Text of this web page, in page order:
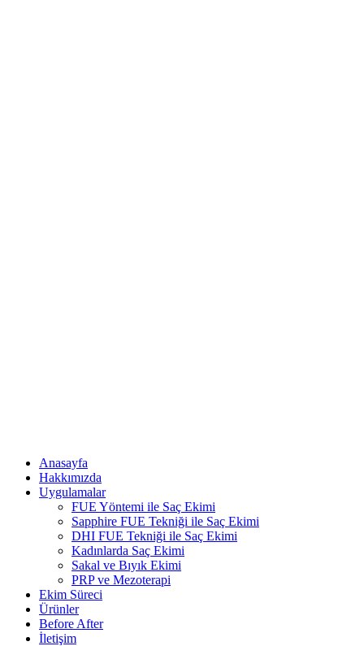
Anasayfa
Hakkımızda
Uygulamalar
FUE Yöntemi ile Saç Ekimi
Sapphire FUE Tekniği ile Saç Ekimi
DHI FUE Tekniği ile Saç Ekimi
Kadınlarda Saç Ekimi
Sakal ve Bıyık Ekimi
PRP ve Mezoterapi
Ekim Süreci
Ürünler
Before After
İletişim